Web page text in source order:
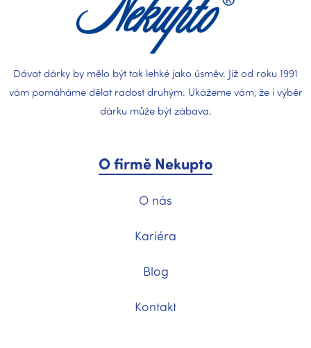
Dávat dárky by mělo být tak lehké jako úsměv. Již od roku 1991
vám pomáháme dělat radost druhým. Ukážeme vám, že i výběr
dárku může být zábava.
O firmě Nekupto
O nás
Kariéra
Blog
Kontakt